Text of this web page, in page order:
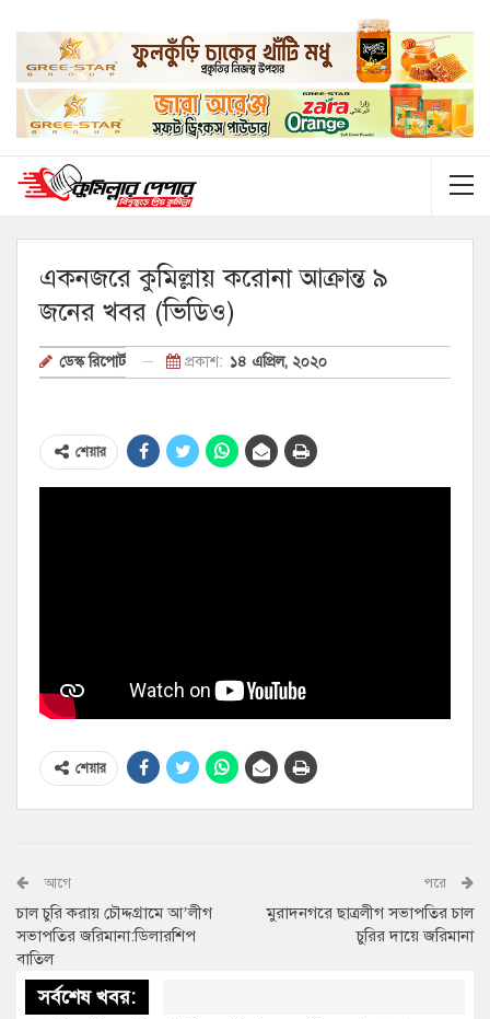
একনজরে কুমিল্লায় করোনা আক্রান্ত ৯
জনের খবর (ভিডিও)
ডেস্ক রিপোর্ট প্রকাশ: ১৪ এপ্রিল, ২০২০
শেয়ার
শেয়ার
আগে
চাল চুরি করায় চৌদ্দগ্রামে আ’লীগ
সভাপতির জরিমানা:ডিলারশিপ
বাতিল
পরে
মুরাদনগরে ছাত্রলীগ সভাপতির চাল
চুরির দায়ে জরিমানা
সর্বশেষ খবর: